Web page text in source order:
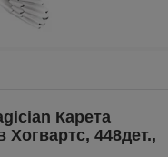
Карета
448дет.,